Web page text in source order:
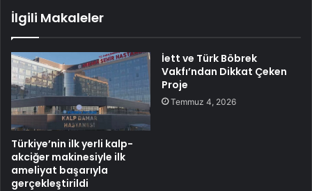
İlgili Makaleler
Türkiye’nin ilk yerli kalp-
akciğer makinesiyle ilk
ameliyat başarıyla
gerçekleştirildi
İett ve Türk Böbrek
Vakfı’ndan Dikkat Çeken
Proje
Temmuz 4, 2026